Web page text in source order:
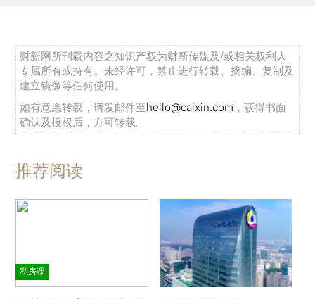
财新网所刊载内容之知识产权为财新传媒及/或相关权利人
专属所有或持有。未经许可，禁止进行转载、摘编、复制及
建立镜像等任何使用。
如有意愿转载，请发邮件至hello@caixin.com ，获得书面
确认及授权后，方可转载。
推荐阅读
私房课